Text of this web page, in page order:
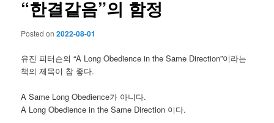
“한결같음”의 함정
Posted on2022-08-01
유진 피터슨의 “A Long Obedience in the Same Direction”이라는
책의 제목이 참 좋다.
A Same Long Obedience가 아니다.
A Long Obedience in the Same Direction 이다.